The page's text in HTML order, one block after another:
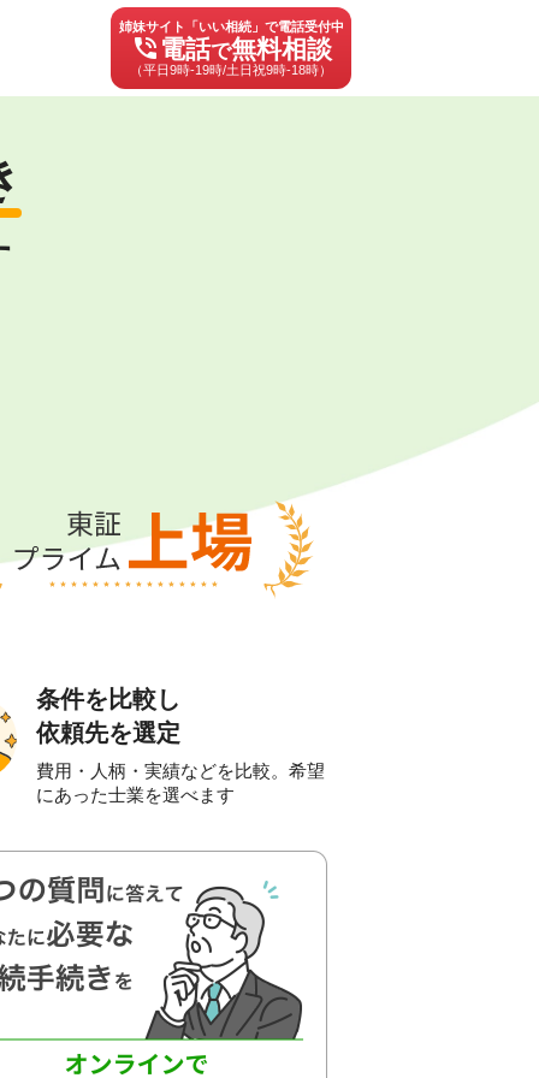
姉妹サイト「いい相続」で電話受付中
phone_in_talk 電話で無料相談
（平日9時-19時/土日祝9時-18時）
条件を比較し
依頼先を選定
費用・人柄・実績などを比較。希望
にあった士業を選べます